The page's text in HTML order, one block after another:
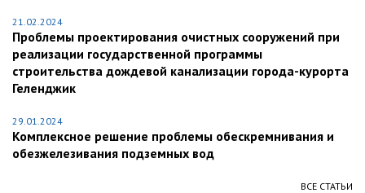
21.02.2024
Проблемы проектирования очистных сооружений при
реализации государственной программы
строительства дождевой канализации города-курорта
Геленджик
29.01.2024
Комплексное решение проблемы обескремнивания и
обезжелезивания подземных вод
ВСЕ СТАТЬИ